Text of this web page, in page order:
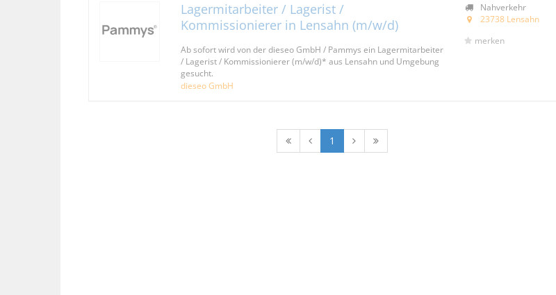
Lagermitarbeiter / Lagerist /
Kommissionierer in Lensahn (m/w/d)
Ab sofort wird von der dieseo GmbH / Pammys ein Lagermitarbeiter
/ Lagerist / Kommissionierer (m/w/d)* aus Lensahn und Umgebung
gesucht.
dieseo GmbH
Nahverkehr
23738 Lensahn
merken
1